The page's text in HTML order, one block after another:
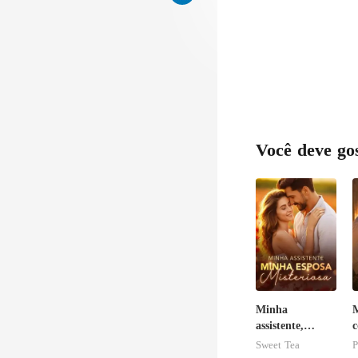
Você deve
Minha
assistente,
minha esposa
Sweet Tea